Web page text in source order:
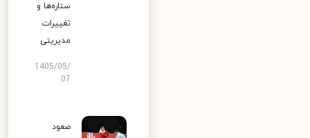
ستاره‌ها و
تغییرات
مدیریتی
1405/05/
07
صعود